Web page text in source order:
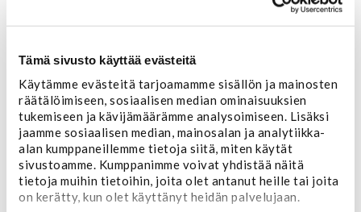
Tämä sivusto käyttää evästeitä
Käytämme evästeitä tarjoamamme sisällön ja mainosten
räätälöimiseen, sosiaalisen median ominaisuuksien
tukemiseen ja kävijämäärämme analysoimiseen. Lisäksi
jaamme sosiaalisen median, mainosalan ja analytiikka-
alan kumppaneillemme tietoja siitä, miten käytät
sivustoamme. Kumppanimme voivat yhdistää näitä
tietoja muihin tietoihin, joita olet antanut heille tai joita
on kerätty, kun olet käyttänyt heidän palvelujaan.
Lincoln merkit
Mercury merkit
Oldsmobile merkit
Plymouth merkit
Pontiac merkit
Muut merkit
Merkit ja logot
Tarrat
Ulkopuolen varusteet ja ehostus